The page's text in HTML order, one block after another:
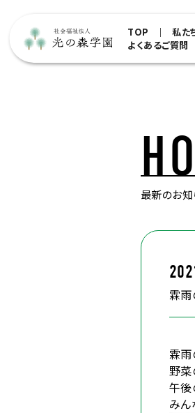
TOP 私た
よくあるご質問
最新のお知
霖雨
霖雨
野菜
午後
みん